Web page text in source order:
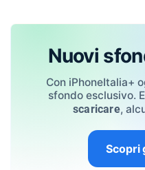
Nuovi
Con iPhoneItalia+
sfondo esclusivo.
scaricare,
Scopri